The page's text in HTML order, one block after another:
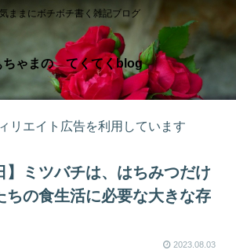
ままにボチボチ書く雑記ブログ
ちゃまの てくてくblog
リエイト広告を利用しています
】ミツバチは、はちみつだけ
ちの食生活に必要な大きな存
2023.08.03